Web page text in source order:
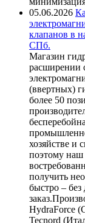
05.06.2026
клапанов в
СПб.
Магазин
расширении
(ввертных)
более 50
хозяйстве и
поэтому наш
получить
быстро –
HydraForce
Tecnord